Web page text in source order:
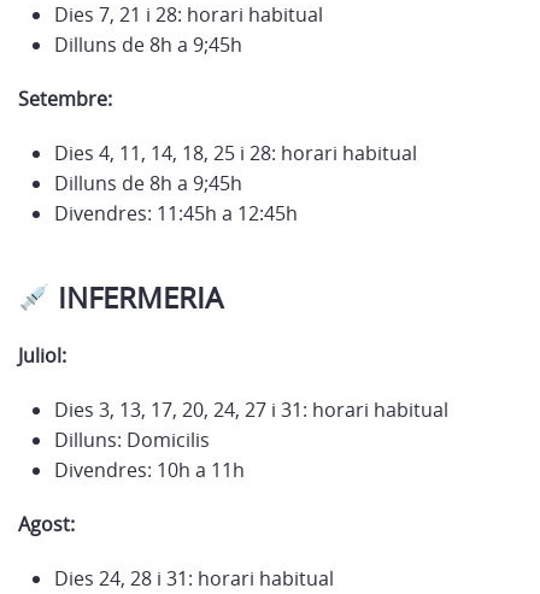
Dies 7, 21 i 28: horari habitual
Dilluns de 8h a 9;45h
Setembre:
Dies 4, 11, 14, 18, 25 i 28: horari habitual
Dilluns de 8h a 9;45h
Divendres: 11:45h a 12:45h
INFERMERIA
Juliol:
Dies 3, 13, 17, 20, 24, 27 i 31: horari habitual
Dilluns: Domicilis
Divendres: 10h a 11h
Agost:
Dies 24, 28 i 31: horari habitual